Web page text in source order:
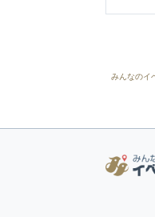
みんなのイ